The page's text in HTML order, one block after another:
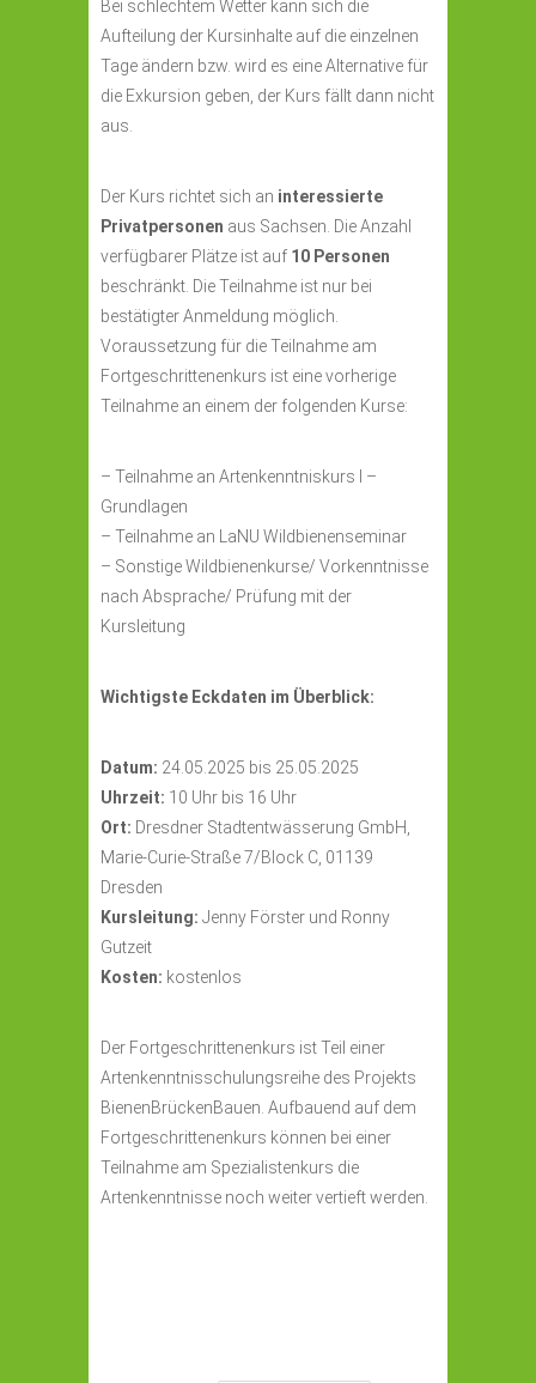
Bei schlechtem Wetter kann sich die
Aufteilung der Kursinhalte auf die einzelnen
Tage ändern bzw. wird es eine Alternative für
die Exkursion geben, der Kurs fällt dann nicht
aus.
Der Kurs richtet sich an interessierte
Privatpersonen aus Sachsen. Die Anzahl
verfügbarer Plätze ist auf 10 Personen
beschränkt. Die Teilnahme ist nur bei
bestätigter Anmeldung möglich.
Voraussetzung für die Teilnahme am
Fortgeschrittenenkurs ist eine vorherige
Teilnahme an einem der folgenden Kurse:
– Teilnahme an Artenkenntniskurs I –
Grundlagen
– Teilnahme an LaNU Wildbienenseminar
– Sonstige Wildbienenkurse/ Vorkenntnisse
nach Absprache/ Prüfung mit der
Kursleitung
Wichtigste Eckdaten im Überblick:
Datum: 24.05.2025 bis 25.05.2025
Uhrzeit: 10 Uhr bis 16 Uhr
Ort: Dresdner Stadtentwässerung GmbH,
Marie-Curie-Straße 7/Block C, 01139
Dresden
Kursleitung: Jenny Förster und Ronny
Gutzeit
Kosten: kostenlos
Der Fortgeschrittenenkurs ist Teil einer
Artenkenntnisschulungsreihe des Projekts
BienenBrückenBauen. Aufbauend auf dem
Fortgeschrittenenkurs können bei einer
Teilnahme am Spezialistenkurs die
Artenkenntnisse noch weiter vertieft werden.